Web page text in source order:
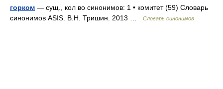
горком — сущ., кол во синонимов: 1 • комитет (59) Словарь
синонимов ASIS. В.Н. Тришин. 2013 …
Словарь синонимов